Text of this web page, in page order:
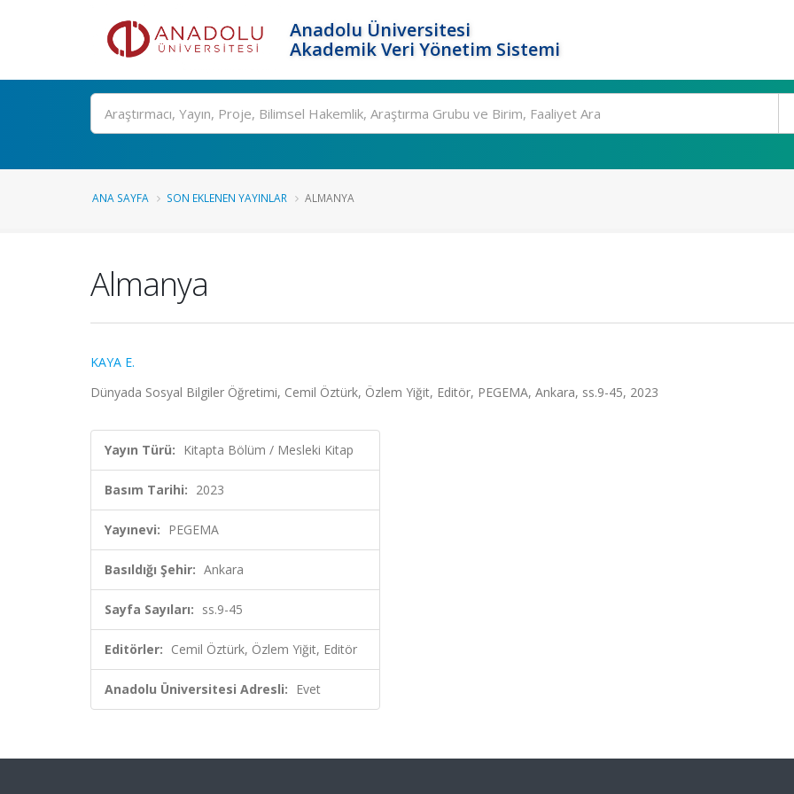
Anadolu Üniversitesi
Akademik Veri Yönetim Sistemi
Ara
ANA SAYFA SON EKLENEN YAYINLAR ALMANYA
Almanya
KAYA E.
Dünyada Sosyal Bilgiler Öğretimi, Cemil Öztürk, Özlem Yiğit, Editör, PEGEMA, Ankara, ss.9-45, 2023
Yayın Türü: Kitapta Bölüm / Mesleki Kitap
Basım Tarihi: 2023
Yayınevi: PEGEMA
Basıldığı Şehir: Ankara
Sayfa Sayıları: ss.9-45
Editörler: Cemil Öztürk, Özlem Yiğit, Editör
Anadolu Üniversitesi Adresli: Evet